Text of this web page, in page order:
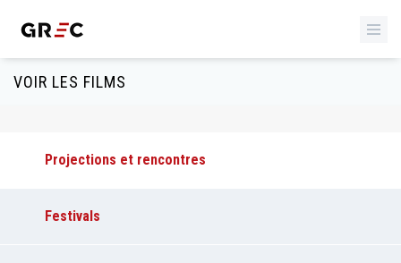
VOIR LES FILMS
Projections et rencontres
Festivals